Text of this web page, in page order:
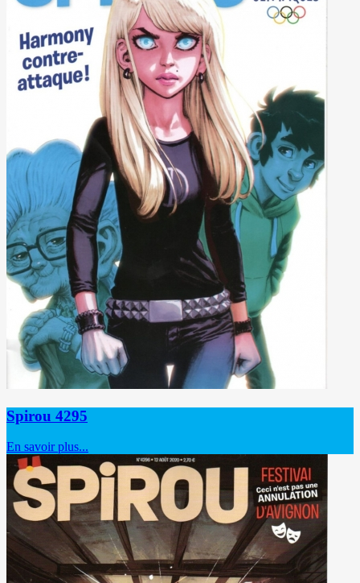
Spirou 4295
En savoir plus...